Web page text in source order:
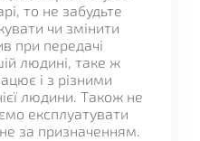
то не забудьте
чи змінити
при передачі
людині, таке ж
і з різними
людини. Також не
експлуатувати
за призначенням.